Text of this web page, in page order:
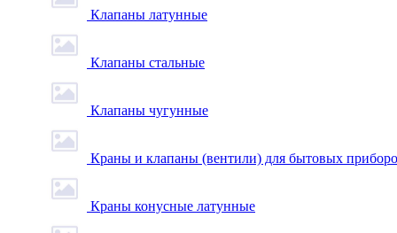
Клапаны латунные
Клапаны стальные
Клапаны чугунные
Краны и клапаны (вентили) для бытовых
Краны конусные латунные